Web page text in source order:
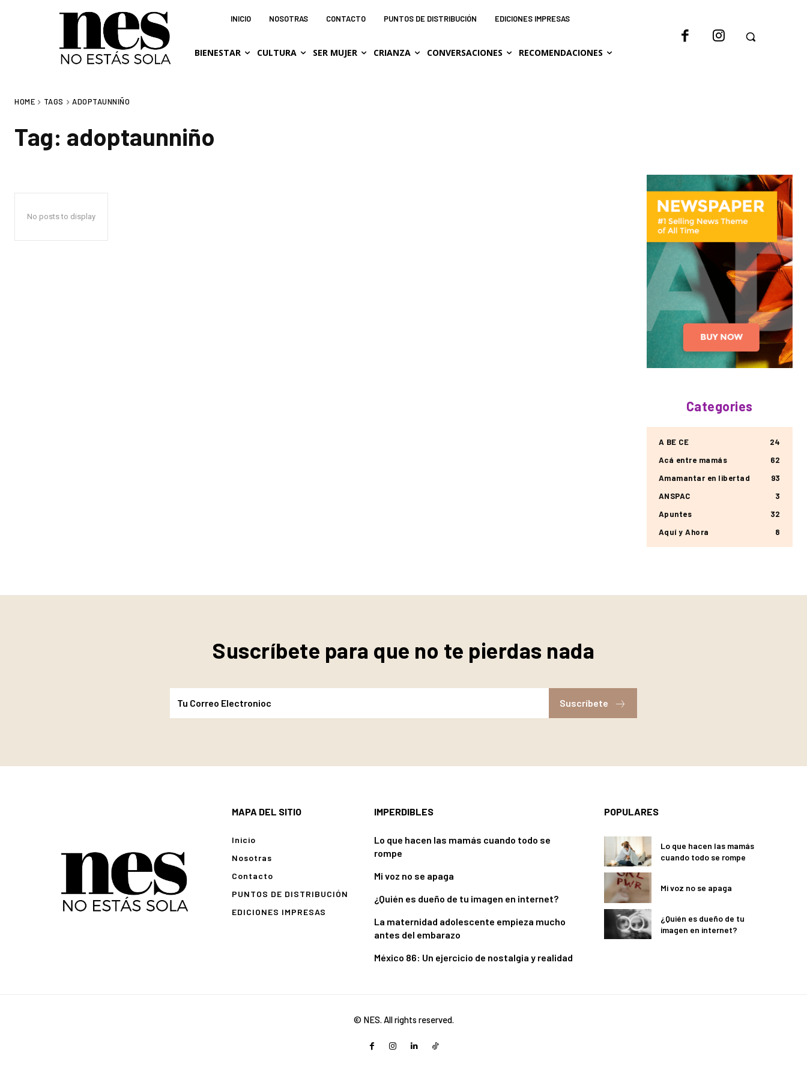
INICIO NOSOTRAS CONTACTO PUNTOS DE DISTRIBUCIÓN EDICIONES IMPRESAS
BIENESTAR CULTURA SER MUJER CRIANZA CONVERSACIONES RECOMENDACIONES
HOME TAGS ADOPTAUNNIÑO
Tag: adoptaunniño
No posts to display
Categories
A BE CE
24
Acá entre mamás
62
Amamantar en libertad
93
ANSPAC
3
Apuntes
32
Aquí y Ahora
8
Suscríbete para que no te pierdas nada
Suscríbete
MAPA DEL SITIO
Inicio
Nosotras
Contacto
PUNTOS DE DISTRIBUCIÓN
EDICIONES IMPRESAS
IMPERDIBLES
Lo que hacen las mamás cuando todo se
rompe
Mi voz no se apaga
¿Quién es dueño de tu imagen en internet?
La maternidad adolescente empieza mucho
antes del embarazo
México 86: Un ejercicio de nostalgia y realidad
POPULARES
Lo que hacen las mamás
cuando todo se rompe
Mi voz no se apaga
¿Quién es dueño de tu
imagen en internet?
© NES. All rights reserved.